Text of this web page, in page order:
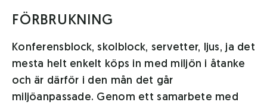
FÖRBRUKNING
Konferensblock, skolblock, servetter, ljus, ja det
mesta helt enkelt köps in med miljön i åtanke
och är därför i den mån det går
miljöanpassade. Genom ett samarbete med